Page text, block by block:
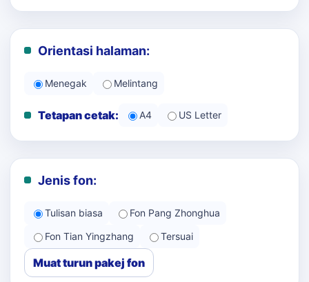
Orientasi halaman:
Menegak Melintang
Tetapan cetak: A4 US Letter
Jenis fon:
Tulisan biasa
Fon Pang Zhonghua
Fon Tian Yingzhang
Tersuai
Muat turun pakej fon